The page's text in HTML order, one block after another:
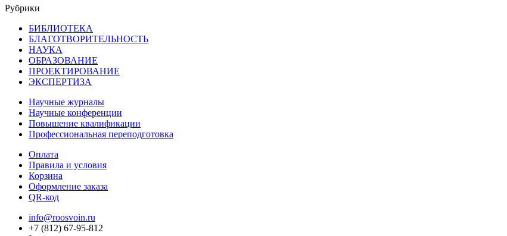
Рубрики
БИБЛИОТЕКА
БЛАГОТВОРИТЕЛЬНОСТЬ
НАУКА
ОБРАЗОВАНИЕ
ПРОЕКТИРОВАНИЕ
ЭКСПЕРТИЗА
Научные журналы
Научные конференции
Повышение квалификации
Профессиональная переподготовка
Оплата
Правила и условия
Корзина
Оформление заказа
QR-код
info@roosvoin.ru
+7 (812) 67-95-812